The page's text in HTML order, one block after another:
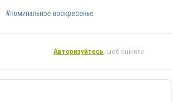
#поминальное воскресенье
Авторизуйтесь, щоб оцінити